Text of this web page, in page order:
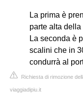
La prima è
parte alta della
La seconda è
scalini che in
condurrà al
Richiesta di rimozione
viaggiadipiu.it